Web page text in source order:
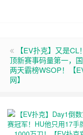
【EV扑克】又是CL
顶新赛事码量第一，
两天霸榜WSOP！【
网】